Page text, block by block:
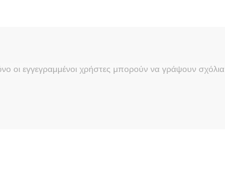
οι εγγεγραμμένοι χρήστες μπορούν να γράψουν σχόλια